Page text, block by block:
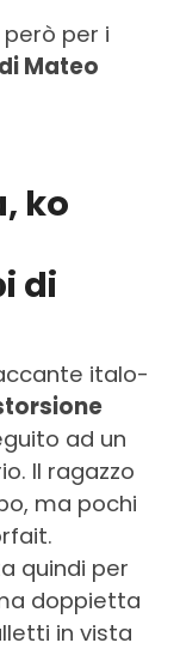
per i
Mateo
ko
di
italo-
ad un
Il ragazzo
ma pochi
quindi per
doppietta
in vista